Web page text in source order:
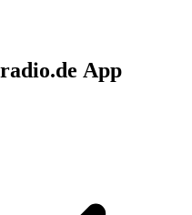
App